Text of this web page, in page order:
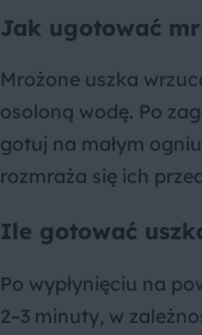
Jak ugotować
Mrożone uszka
osoloną wodę. Po
gotuj na małym
rozmraża się ich
Ile gotować
Po wypłynięciu na
2–3 minuty, w